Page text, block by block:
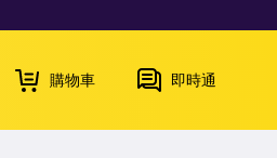
購物車 即時通